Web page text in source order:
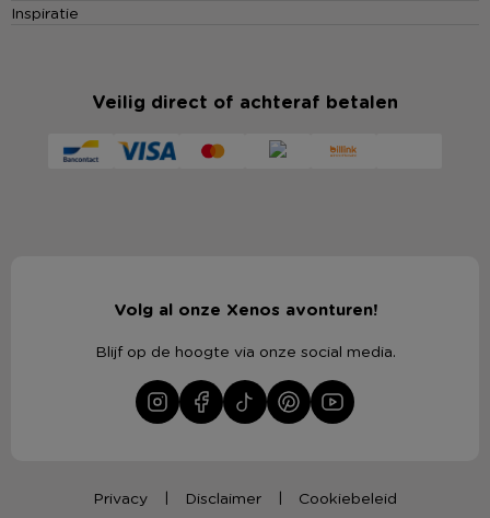
Inspiratie
Veilig direct of achteraf betalen
Volg al onze Xenos avonturen!
Blijf op de hoogte via onze social media.
Privacy Disclaimer
Cookiebeleid